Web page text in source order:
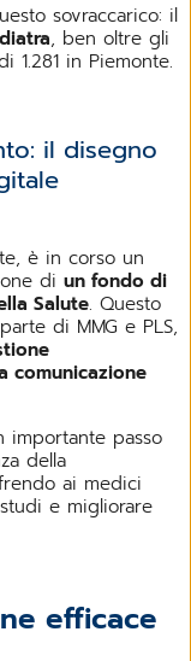
sovraccarico: il
, ben oltre gli
1.281 in Piemonte.
il disegno
è in corso un
di un fondo di
Salute. Questo
di MMG e PLS,
comunicazione
importante passo
della
ai medici
e migliorare
efficace